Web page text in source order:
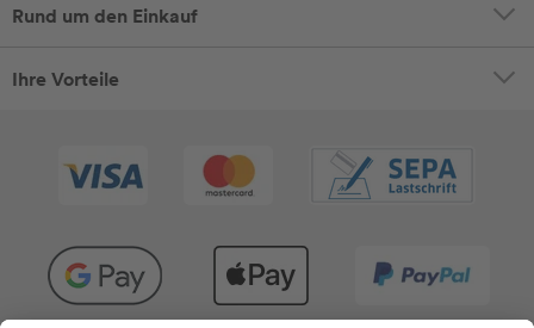
Rund um den Einkauf
Ihre Vorteile